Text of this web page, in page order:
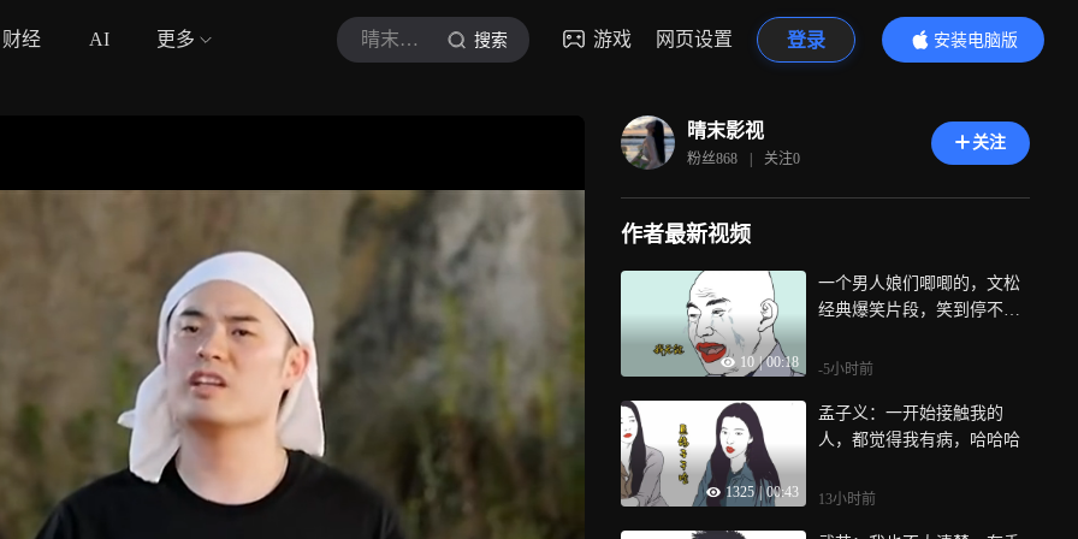
财经 AI 更多 晴末影视 搜索 游戏 网页设置 登录
安装电脑版
内容更精彩
晴末影视
粉丝868 | 关注0
关注
作者最新视频
10 | 00:18
一个男人娘们唧唧的，文松
经典爆笑片段，笑到停不下
-5小时前
1325 | 00:43
孟子义：一开始接触我的
人，都觉得我有病，哈哈哈
13小时前